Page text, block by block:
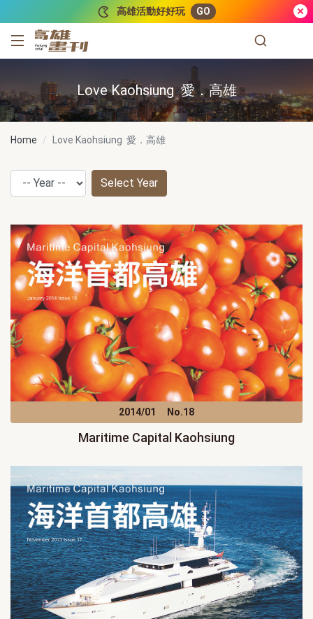
高雄活動好好玩 GO
高雄畫刊
Love Kaohsiung 愛．高雄
Home Love Kaohsiung 愛．高雄
Year
Use arrow keys to select a year
Select Year
After selecting a year, the content of the
2014/01 No.18
Maritime Capital Kaohsiung